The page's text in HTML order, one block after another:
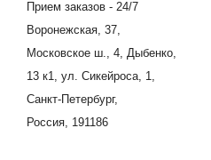
Прием заказов - 24/7
Воронежская, 37,
Московское ш., 4, Дыбенко,
13 к1, ул. Сикейроса, 1,
Санкт-Петербург,
Россия, 191186